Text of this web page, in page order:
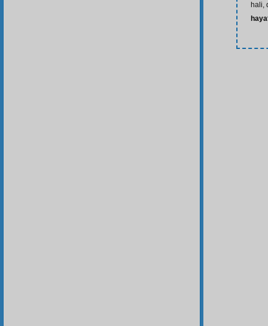
hali,